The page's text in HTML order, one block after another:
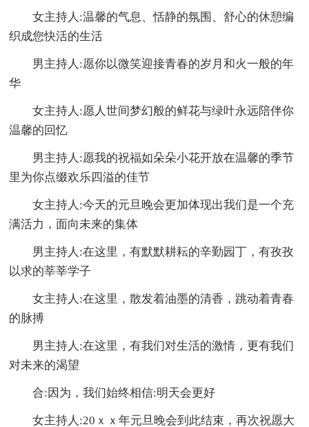
女主持人:温馨的气息、恬静的氛围、舒心的休憩编
织成您快活的生活
男主持人:愿你以微笑迎接青春的岁月和火一般的年
华
女主持人:愿人世间梦幻般的鲜花与绿叶永远陪伴你
温馨的回忆
男主持人:愿我的祝福如朵朵小花开放在温馨的季节
里为你点缀欢乐四溢的佳节
女主持人:今天的元旦晚会更加体现出我们是一个充
满活力，面向未来的集体
男主持人:在这里，有默默耕耘的辛勤园丁，有孜孜
以求的莘莘学子
女主持人:在这里，散发着油墨的清香，跳动着青春
的脉搏
男主持人:在这里，有我们对生活的激情，更有我们
对未来的渴望
合:因为，我们始终相信:明天会更好
女主持人:20ｘｘ年元旦晚会到此结束，再次祝愿大